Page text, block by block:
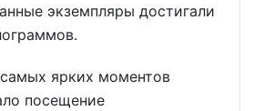
экземпляры достигали
ярких моментов
посещение